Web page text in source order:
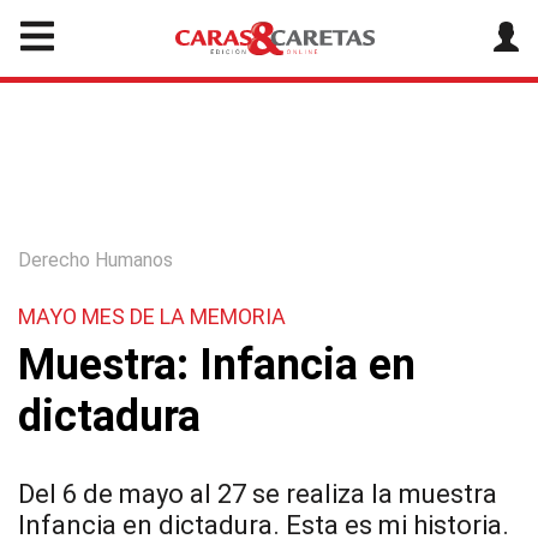
Derecho Humanos
MAYO MES DE LA MEMORIA
Muestra: Infancia en
dictadura
Del 6 de mayo al 27 se realiza la muestra
Infancia en dictadura. Esta es mi historia.